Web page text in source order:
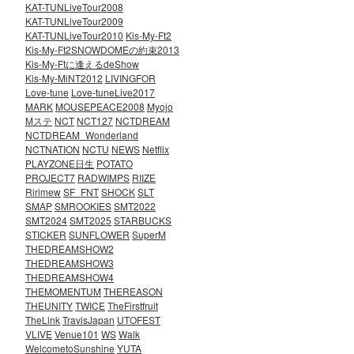
KAT-TUNLiveTour2008
KAT-TUNLiveTour2009
KAT-TUNLiveTour2010 Kis-My-Ft2
Kis-My-Ft2SNOWDOMEの約束2013
Kis-My-Ftに逢えるdeShow
Kis-My-MiNT2012 LIVINGFOR
Love-tune Love-tuneLive2017
MARK MOUSEPEACE2008 Myojo
Mステ NCT NCT127 NCTDREAM
NCTDREAM_Wonderland
NCTNATION NCTU NEWS Netflix
PLAYZONE日生 POTATO
PROJECT7 RADWIMPS RIIZE
RirimewSF_FNTSHOCKSLT
SMAPSMROOKIESSMT2022
SMT2024SMT2025 STARBUCKS
STICKER SUNFLOWER SuperM
THEDREAMSHOW2
THEDREAMSHOW3
THEDREAMSHOW4
THEMOMENTUMTHEREASON
THEUNITYTWICETheFirstfruit
TheLinkTravisJapan UTOFEST
VLIVEVenue101 WSWalk
WelcometoSunshine YUTA